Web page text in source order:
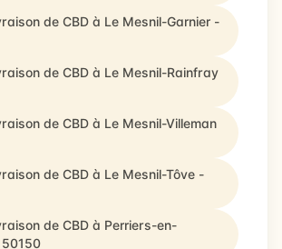
de CBD à Le Mesnil-Garnier -
de CBD à Le Mesnil-Rainfray
de CBD à Le Mesnil-Villeman
de CBD à Le Mesnil-Tôve -
de CBD à Perriers-en-